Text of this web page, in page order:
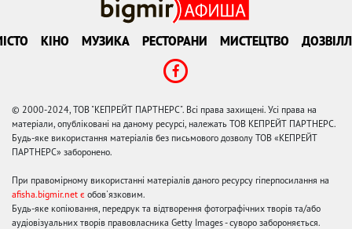
КІНО МУЗИКА РЕСТОРАНИ МИСТЕЦТВО
© 2000-2024, ТОВ "КЕПРЕЙТ ПАРТНЕРС". Всі права захищені. Усі права на
матеріали, опубліковані на даному ресурсі, належать ТОВ КЕПРЕЙТ ПАРТНЕРС.
Будь-яке використання матеріалів без письмового дозволу ТОВ «КЕПРЕЙТ
ПАРТНЕРС» заборонено.
При правомірному використанні матеріалів даного ресурсу гіперпосилання на
afisha.bigmir.net є обов'язковим.
Будь-яке копіювання, передрук та відтворення фотографічних творів та/або
аудіовізуальних творів правовласника Getty Images - суворо забороняється.